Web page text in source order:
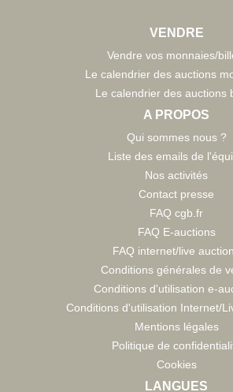
VENDRE
Vendre vos monnaies/
Le calendrier des auctions
Le calendrier des auctions
A PROPOS
Qui sommes nous ?
Liste des emails de
Nos activités
Contact presse
FAQ cgb.fr
FAQ E-auctions
FAQ internet/live
Conditions générales de
Conditions d'utilisation e-
Conditions d'utilisation Internet/
Mentions légales
Politique de
Cookies
LANGUES